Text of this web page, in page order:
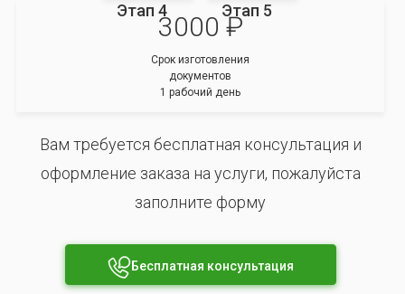
Этап 4 Этап 5
3000 ₽
Срок изготовления
документов
1 рабочий день
Вам требуется бесплатная консультация и
оформление заказа на услуги, пожалуйста
заполните форму
Бесплатная консультация